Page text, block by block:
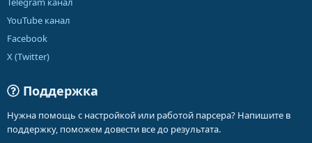
YouTube канал
Facebook
X (Twitter)
Поддержка
Нужна помощь с настройкой или работой парсера? Напишите в
поддержку, поможем довести все до результата.